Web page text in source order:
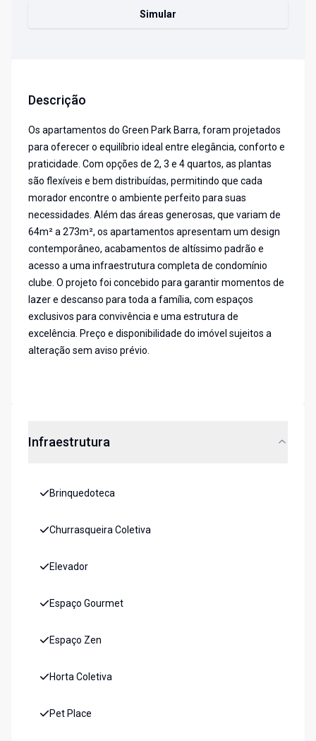
Simular
Descrição
Os apartamentos do Green Park Barra, foram projetados
para oferecer o equilíbrio ideal entre elegância, conforto e
praticidade. Com opções de 2, 3 e 4 quartos, as plantas
são flexíveis e bem distribuídas, permitindo que cada
morador encontre o ambiente perfeito para suas
necessidades. Além das áreas generosas, que variam de
64m² a 273m², os apartamentos apresentam um design
contemporâneo, acabamentos de altíssimo padrão e
acesso a uma infraestrutura completa de condomínio
clube. O projeto foi concebido para garantir momentos de
lazer e descanso para toda a família, com espaços
exclusivos para convivência e uma estrutura de
excelência. Preço e disponibilidade do imóvel sujeitos a
alteração sem aviso prévio.
Infraestrutura
Brinquedoteca
Churrasqueira Coletiva
Elevador
Espaço Gourmet
Espaço Zen
Horta Coletiva
Pet Place